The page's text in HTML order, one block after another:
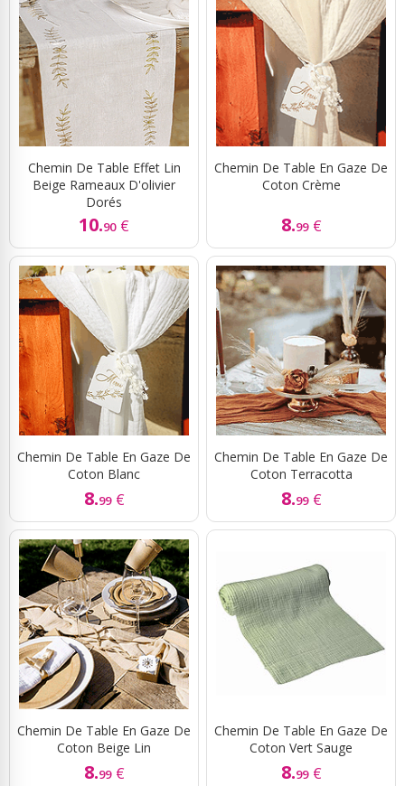
Chemin De Table Effet Lin
Beige Rameaux D'olivier
Dorés
10.90 €
Chemin De Table En Gaze De
Coton Crème
8.99 €
Chemin De Table En Gaze De
Coton Blanc
8.99 €
Chemin De Table En Gaze De
Coton Terracotta
8.99 €
Chemin De Table En Gaze De
Coton Beige Lin
8.99 €
Chemin De Table En Gaze De
Coton Vert Sauge
8.99 €